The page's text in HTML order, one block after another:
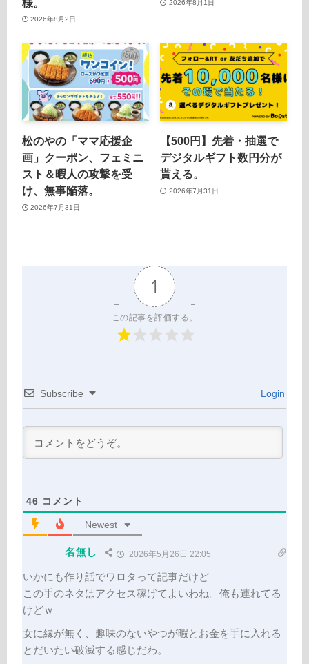
2026年8月2日
2026年8月1日
松のやの「ママ応援企
画」クーポン、フェミニ
スト＆暇人の攻撃を受
け、無事陥落。
2026年7月31日
【500円】先着・抽選で
デジタルギフト数円分が
貰える。
2026年7月31日
1
この記事を評価する。
Subscribe Login
46 コメント
Newest
名無し 2026年5月26日 22:05
いかにも作り話でワロタって記事だけど
この手のネタはアクセス稼げてよいわね。俺も連れてる
けどｗ
女に縁が無く、趣味のないやつが暇とお金を手に入れる
とだいたい破滅する感じだわ。